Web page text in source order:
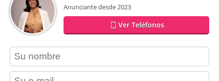
Anunciante desde 2023
Ver Teléfonos
contact_name
contact_email